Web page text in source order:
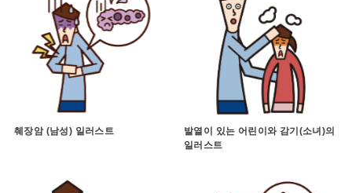
췌장암 (남성) 일러스트
발열이 있는 어린이와 감기(소녀)의
일러스트